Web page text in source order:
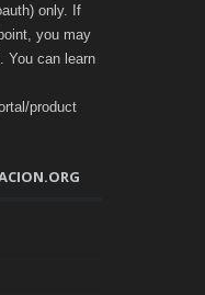
only. If
you may
You can learn
product